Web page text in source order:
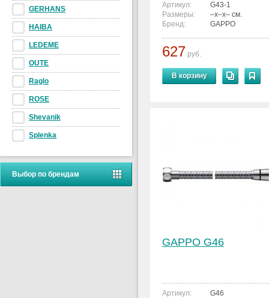
GERHANS
HAIBA
LEDEME
OUTE
Raglo
ROSE
Shevanik
Splenka
Выбор по брендам
Артикул:
G43-1
Размеры:
–x–x– см.
Бренд:
GAPPO
627 руб.
В корзину
GAPPO G46
Артикул:
G46